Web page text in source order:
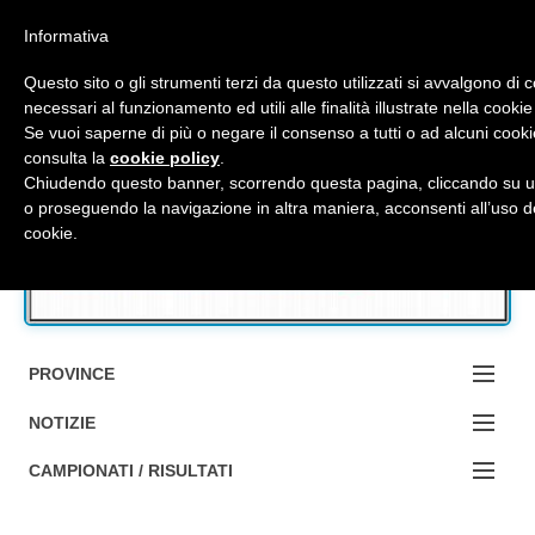
Accedi / Registrati
Contattaci
PROVINCE
EDIZIONE:
BOLOGNA
NOTIZIE
NOTIZIE:
CAMPIONATI / RISULTATI
Informativa
Questo sito o gli strumenti terzi da questo utilizzati si avvalgono di
necessari al funzionamento ed utili alle finalità illustrate nella
Se vuoi saperne di più o negare il consenso a tutti o ad alcuni
consulta la cookie policy
Chiudendo questo banner, scorrendo questa pagina, cliccando su
o proseguendo la navigazione in altra maniera, acconsenti all’uso
cookie.